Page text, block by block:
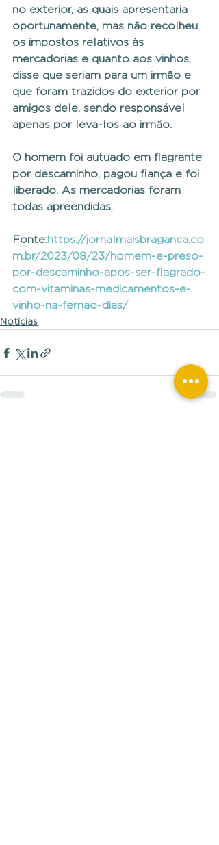
no exterior, as quais apresentaria
oportunamente, mas não recolheu
os impostos relativos às
mercadorias e quanto aos vinhos,
disse que seriam para um irmão e
que foram trazidos do exterior por
amigos dele, sendo responsável
apenas por leva-los ao irmão.
O homem foi autuado em flagrante
por descaminho, pagou fiança e foi
liberado. As mercadorias foram
todas apreendidas.
Fonte:https://jornalmaisbraganca.co
m.br/2023/08/23/homem-e-preso-
por-descaminho-apos-ser-flagrado-
com-vitaminas-medicamentos-e-
vinho-na-fernao-dias/
Notícias